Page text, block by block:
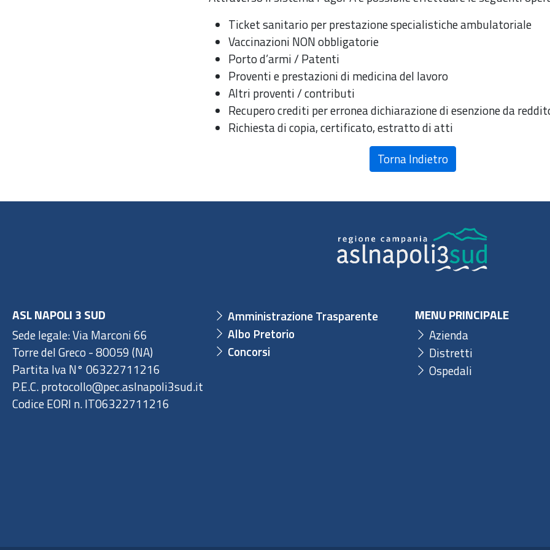
Ticket sanitario per prestazione specialistiche ambulatoriale
Vaccinazioni NON obbligatorie
Porto d’armi / Patenti
Proventi e prestazioni di medicina del lavoro
Altri proventi / contributi
Recupero crediti per erronea dichiarazione di esenzione da
Richiesta di copia, certificato, estratto di atti
Torna Indietro
ASL NAPOLI 3 SUD
Sede legale: Via Marconi 66
Torre del Greco - 80059 (NA)
Partita Iva N° 06322711216
P.E.C. protocollo@pec.aslnapoli3sud.it
Codice EORI n. IT06322711216
Amministrazione Trasparente
Albo Pretorio
Concorsi
MENU PRINCIPALE
Azienda
Distretti
Ospedali